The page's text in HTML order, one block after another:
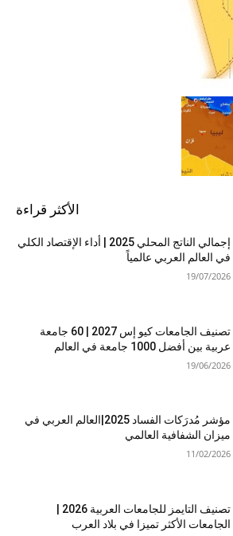
الأكثر قراءة
إجمالي الناتج المحلي 2025 | أداء الإقتصاد الكلي
في العالم العربي عالمياً
19/07/2026
تصنيف الجامعات كيو إس 2027 | 60 جامعة
عربية بين أفضل 1000 جامعة في العالم
19/06/2026
مؤشر مُدرَكات الفساد 2025|العالم العربي في
ميزان الشفافية العالمي
11/02/2026
الجامعات الأكثر تميزا في بلاد العرب